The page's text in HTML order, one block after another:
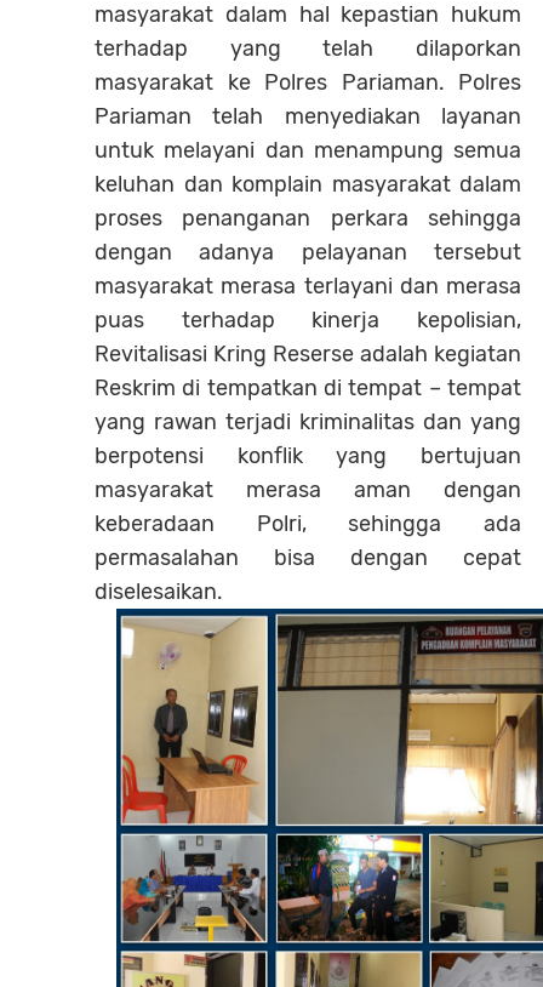
masyarakat dalam hal kepastian hukum
terhadap yang telah dilaporkan
masyarakat ke Polres Pariaman. Polres
Pariaman telah menyediakan layanan
untuk melayani dan menampung semua
keluhan dan komplain masyarakat dalam
proses penanganan perkara sehingga
dengan adanya pelayanan tersebut
masyarakat merasa terlayani dan merasa
puas terhadap kinerja kepolisian,
Revitalisasi Kring Reserse adalah kegiatan
Reskrim di tempatkan di tempat – tempat
yang rawan terjadi kriminalitas dan yang
berpotensi konflik yang bertujuan
masyarakat merasa aman dengan
keberadaan Polri, sehingga ada
permasalahan bisa dengan cepat
diselesaikan.